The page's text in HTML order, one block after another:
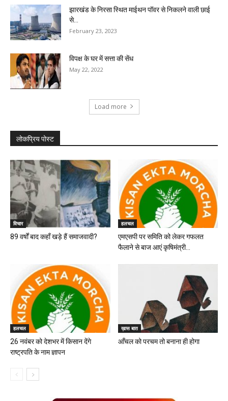
झारखंड के निरसा स्थित माईथन पॉवर से निकलने वाली छाई
से...
February 23, 2023
विपक्ष के घर में सत्ता की सेंध
May 22, 2022
Load more
लोकप्रिय पोस्ट
विचार
89 वर्षों बाद कहाँ खड़े हैं समाजवादी?
हलचल
एमएसपी पर समिति को लेकर गफलत
फैलाने से बाज आएं कृषिमंत्री...
हलचल
26 नवंबर को देशभर में किसान देंगे
राष्ट्रपति के नाम ज्ञापन
ख़ास बात
आँचल को परचम तो बनाना ही होगा